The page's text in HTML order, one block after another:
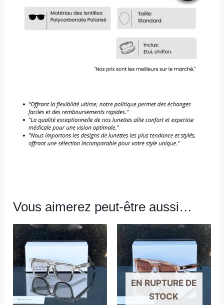
Vous aimerez peut-être aussi…
EN RUPTURE DE
STOCK